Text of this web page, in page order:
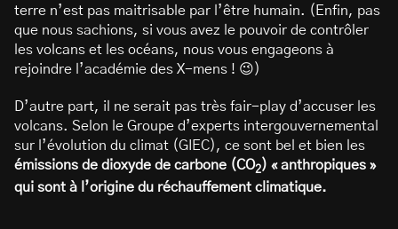
terre n’est pas maitrisable par l’être humain. (Enfin, pas
que nous sachions, si vous avez le pouvoir de contrôler
les volcans et les océans, nous vous engageons à
rejoindre l’académie des X-mens ! 😉)
D’autre part, il ne serait pas très fair-play d’accuser les
volcans. Selon le Groupe d’experts intergouvernemental
sur l’évolution du climat (GIEC), ce sont bel et bien les
émissions de dioxyde de carbone (CO2) « anthropiques »
qui sont à l’origine du réchauffement climatique.